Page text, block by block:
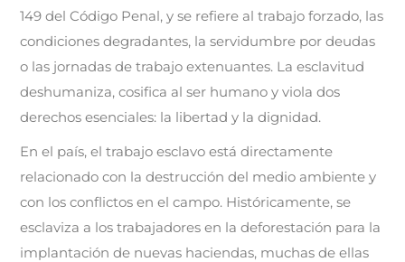
149 del Código Penal, y se refiere al trabajo forzado, las
condiciones degradantes, la servidumbre por deudas
o las jornadas de trabajo extenuantes. La esclavitud
deshumaniza, cosifica al ser humano y viola dos
derechos esenciales: la libertad y la dignidad.
En el país, el trabajo esclavo está directamente
relacionado con la destrucción del medio ambiente y
con los conflictos en el campo. Históricamente, se
esclaviza a los trabajadores en la deforestación para la
implantación de nuevas haciendas, muchas de ellas